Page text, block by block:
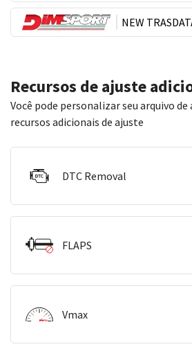
NEW
Recursos de ajuste
Você pode personalizar seu arquivo de
recursos adicionais de ajuste
DTC Removal
FLAPS
Vmax